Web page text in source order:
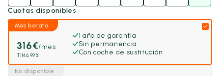
Cuotas disponibles
Más barata
316€/mes
TIN 6,99%
1 año de garantía
Sin permanencia
Con coche de sustitución
No disponible